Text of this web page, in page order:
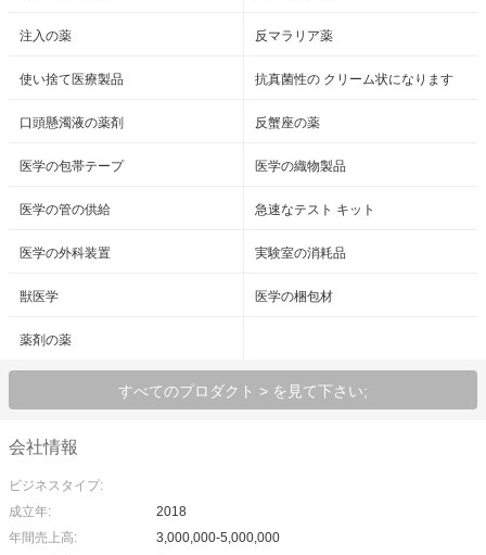
注入の薬 反マラリア薬
使い捨て医療製品 抗真菌性の クリーム状になります
口頭懸濁液の薬剤 反蟹座の薬
医学の包帯テープ 医学の織物製品
医学の管の供給 急速なテスト キット
医学の外科装置 実験室の消耗品
獣医学 医学の梱包材
薬剤の薬
すべてのプロダクト > を見て下さい;
会社情報
ビジネスタイプ:
成立年:
2018
年間売上高:
3,000,000-5,000,000